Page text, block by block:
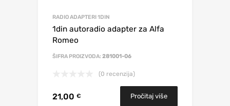
RADIO ADAPTERI 1DIN
1din autoradio adapter za Alfa
Romeo
ŠIFRA PROIZVODA: 281001-06
(0 recenzija)
21,00 € Pročitaj više